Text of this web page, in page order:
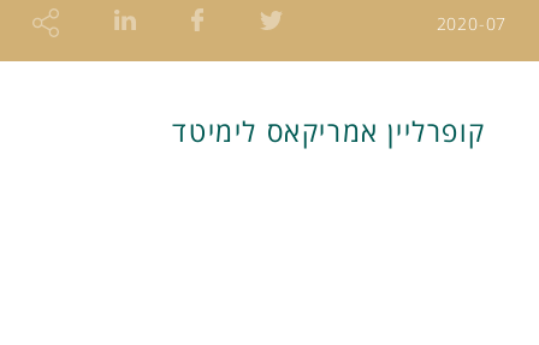
2020-07
קופרליין אמריקאס לימיטד